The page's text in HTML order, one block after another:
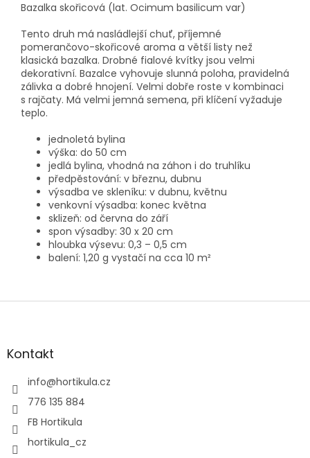
Bazalka skořicová (lat. Ocimum basilicum var)
Tento druh má nasládlejší chuť, příjemné
pomerančovo-skořicové aroma a větší listy než
klasická bazalka. Drobné fialové kvítky jsou velmi
dekorativní. Bazalce vyhovuje slunná poloha, pravidelná
zálivka a dobré hnojení. Velmi dobře roste v kombinaci
s rajčaty. Má velmi jemná semena, při klíčení vyžaduje
teplo.
jednoletá bylina
výška: do 50 cm
jedlá bylina, vhodná na záhon i do truhlíku
předpěstování: v březnu, dubnu
výsadba ve skleníku: v dubnu, květnu
venkovní výsadba: konec května
sklizeň: od června do září
spon výsadby: 30 x 20 cm
hloubka výsevu: 0,3 – 0,5 cm
balení: 1,20 g vystačí na cca 10 m²
Z
aKontakt
info@hortikula.cz
776 135 884
FB Hortikula
hortikula_cz